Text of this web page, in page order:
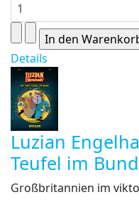
Details
Luzian
Teufel im Bund
Großbritannien im